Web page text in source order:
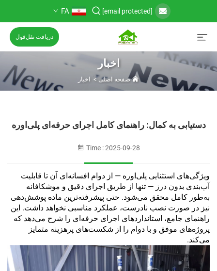
[email protected]
FA
دریافت نقل‌قول
اخبار
صفحه اصلی> اخبار
دستیابی به کمال: راهنمای کامل اجرای حرفه‌ای پلی‌اوره
Time : 2025-09-28
ویژگی‌های استثنایی پلی‌اوره — از دوام افسانه‌ای آن تا قابلیت
آب‌بندی بدون درز — تنها از طریق اجرای دقیق و موشکافانه
به‌طور کامل محقق می‌شود. حتی پیشرفته‌ترین ماده پوشش‌دهی
نیز در صورت نصب نادرست، عملکرد مناسبی نخواهد داشت. این
راهنمای جامع، استانداردهای اجرای حرفه‌ای را شرح می‌دهد که
پروژه‌های موفق و با دوام را از شکست‌های پرهزینه متمایز
می‌کند.